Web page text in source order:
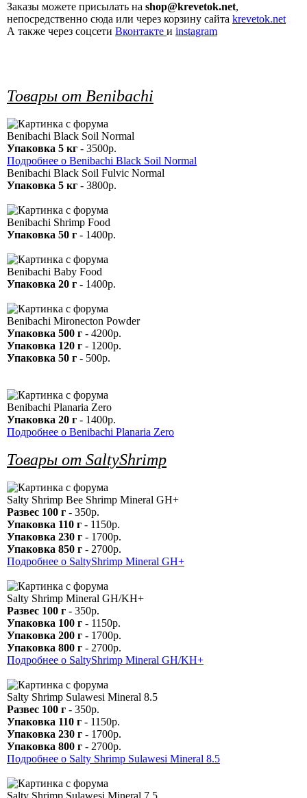
Заказы можете присылать на shop@krevetok.net,
непосредственно сюда или через корзину сайта krevetok.net
А также через соцсети Вконтакте и instagram
Товары от Benibachi
Benibachi Black Soil Normal
Упаковка 5 кг - 3500р.
Подробнее о Benibachi Black Soil Normal
Benibachi Black Soil Fulvic Normal
Упаковка 5 кг - 3800р.
Benibachi Shrimp Food
Упаковка 50 г - 1400р.
Benibachi Baby Food
Упаковка 20 г - 1400р.
Benibachi Mironecton Powder
Упаковка 500 г - 4200р.
Упаковка 120 г - 1200р.
Упаковка 50 г - 500р.
Benibachi Planaria Zero
Упаковка 20 г - 1400р.
Подробнее о Benibachi Planaria Zero
Товары от SaltyShrimp
Salty Shrimp Bee Shrimp Mineral GH+
Развес 100 г - 350р.
Упаковка 110 г - 1150р.
Упаковка 230 г - 1700р.
Упаковка 850 г - 2700р.
Подробнее о SaltyShrimp Mineral GH+
Salty Shrimp Mineral GH/KH+
Развес 100 г - 350р.
Упаковка 100 г - 1150р.
Упаковка 200 г - 1700р.
Упаковка 800 г - 2700р.
Подробнее о SaltyShrimp Mineral GH/KH+
Salty Shrimp Sulawesi Mineral 8.5
Развес 100 г - 350р.
Упаковка 110 г - 1150р.
Упаковка 230 г - 1700р.
Упаковка 800 г - 2700р.
Подробнее о Salty Shrimp Sulawesi Mineral 8.5